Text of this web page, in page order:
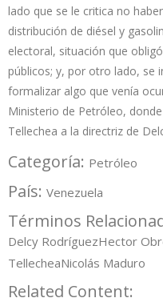
lado que se le critica no
distribución de diésel y
electoral, situación que
públicos; y, por otro lado, se
formalizar algo que venía
Ministerio de Petróleo,
Tellechea a la directriz de
Categoría: Petróleo
País: Venezuela
Términos
Delcy RodríguezHector
TellecheaNicolás Maduro
Related Content: